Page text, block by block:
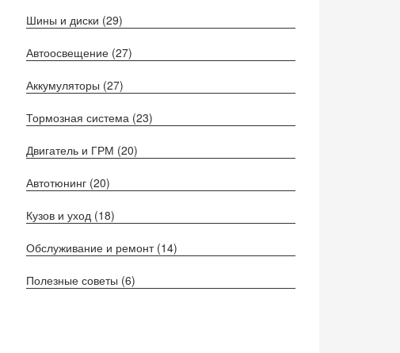
Шины и диски (29)
Автоосвещение (27)
Аккумуляторы (27)
Тормозная система (23)
Двигатель и ГРМ (20)
Автотюнинг (20)
Кузов и уход (18)
Обслуживание и ремонт (14)
Полезные советы (6)